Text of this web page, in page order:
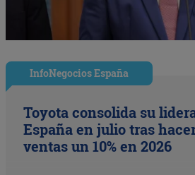
InfoNegocios España
Toyota consolida su
España en julio tras
ventas un 10% en 2026